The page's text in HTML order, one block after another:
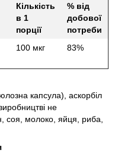
Кількість
в 1
порції
% від
добової
потреби
100 мкг 83%
капсула), аскорбіл
не
соя, молоко, яйця, риба,